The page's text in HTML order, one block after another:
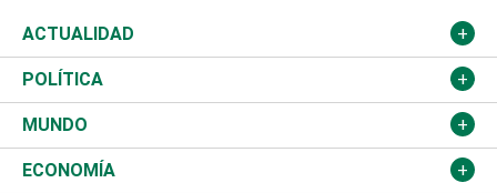
ACTUALIDAD
Nacional
Ciudad
Educación
POLÍTICA
Partidos
JCE
MUNDO
Estados Unidos
ECONOMÍA